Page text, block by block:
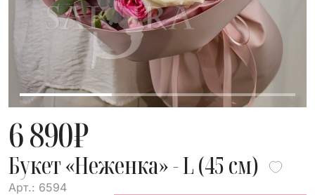
6 890₽
Букет «Неженка» - L (45 см)
Арт.: 6594